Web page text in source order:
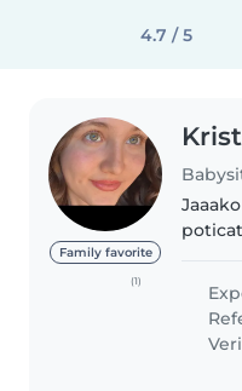
4.7 / 5
Family favorite
(1)
Imam